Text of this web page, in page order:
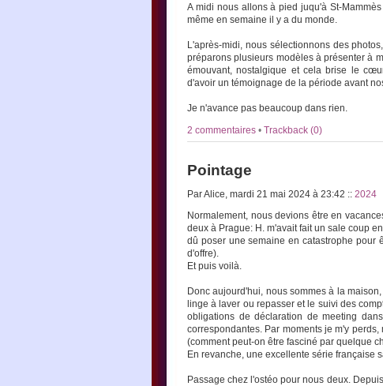
A midi nous allons à pied juqu'à St-
même en semaine il y a du monde.
L'après-midi, nous sélectionnons des
préparons plusieurs modèles à présenter à
émouvant, nostalgique et cela brise le
d'avoir un témoignage de la période avant
Je n'avance pas beaucoup dans rien.
2 commentaires • Trackback (0)
Pointage
Par Alice, mardi 21 mai 2024 à 23:42 :: 2024
Normalement, nous devions être en
deux à Prague: H. m'avait fait un sale coup
dû poser une semaine en catastrophe pour
d'offre).
Et puis voilà.
Donc aujourd'hui, nous sommes à la
linge à laver ou repasser et le suivi des
obligations de déclaration de meeting
correspondantes. Par moments je m'y
(comment peut-on être fasciné par quelque
En revanche, une excellente série française
Passage chez l'ostéo pour nous deux.